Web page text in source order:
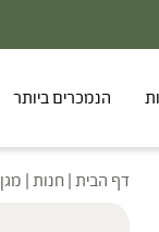
הנמכרים ביותר
דף הבית | חנות | מגן